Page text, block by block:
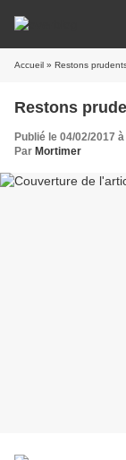
Accueil » Restons prudents
Publié le 04/02/2017
Par Mortimer